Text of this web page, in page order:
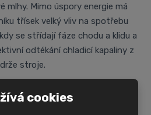
mlhy. Mimo úspory energie má
třísek velký vliv na spotřebu
se střídají fáze chodu a klidu a
odtékání chladicí kapaliny z
stroje.
ve výrobě.
cookies